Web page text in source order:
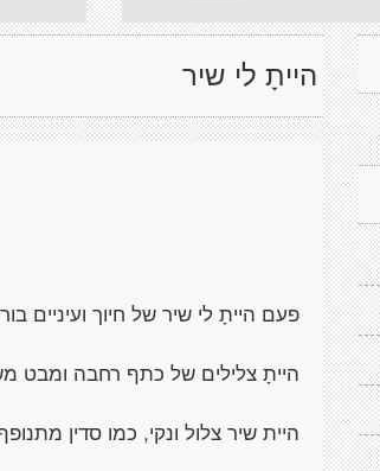
הייתָ לי שיר
פעם הייתָ לי שיר של חיוך ועיניים
הייתָ צלילים של כתף רחבה ומבט
היית שיר צלול ונקי, כמו סדין